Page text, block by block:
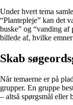
Under hvert tema
“Plantepleje” kan det
buske” og “vanding af
billede af, hvilke
Skab
Når temaerne er på
grupper. En gruppe
– altså spørgsmål eller